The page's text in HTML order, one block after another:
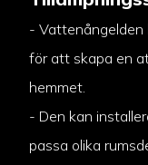
- Vattenångelden
för att skapa en
hemmet.
- Den kan
passa olika